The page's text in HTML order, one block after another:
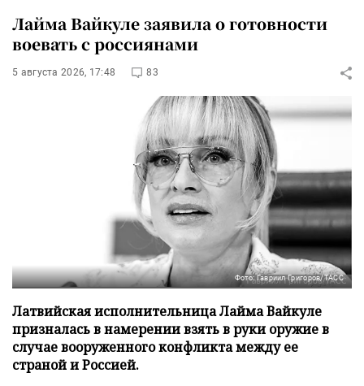
Лайма Вайкуле заявила о готовности
воевать с россиянами
5 августа 2026, 17:48 83
Фото: Гавриил Григоров/ТАСС
Латвийская исполнительница Лайма Вайкуле
призналась в намерении взять в руки оружие в
случае вооруженного конфликта между ее
страной и Россией.